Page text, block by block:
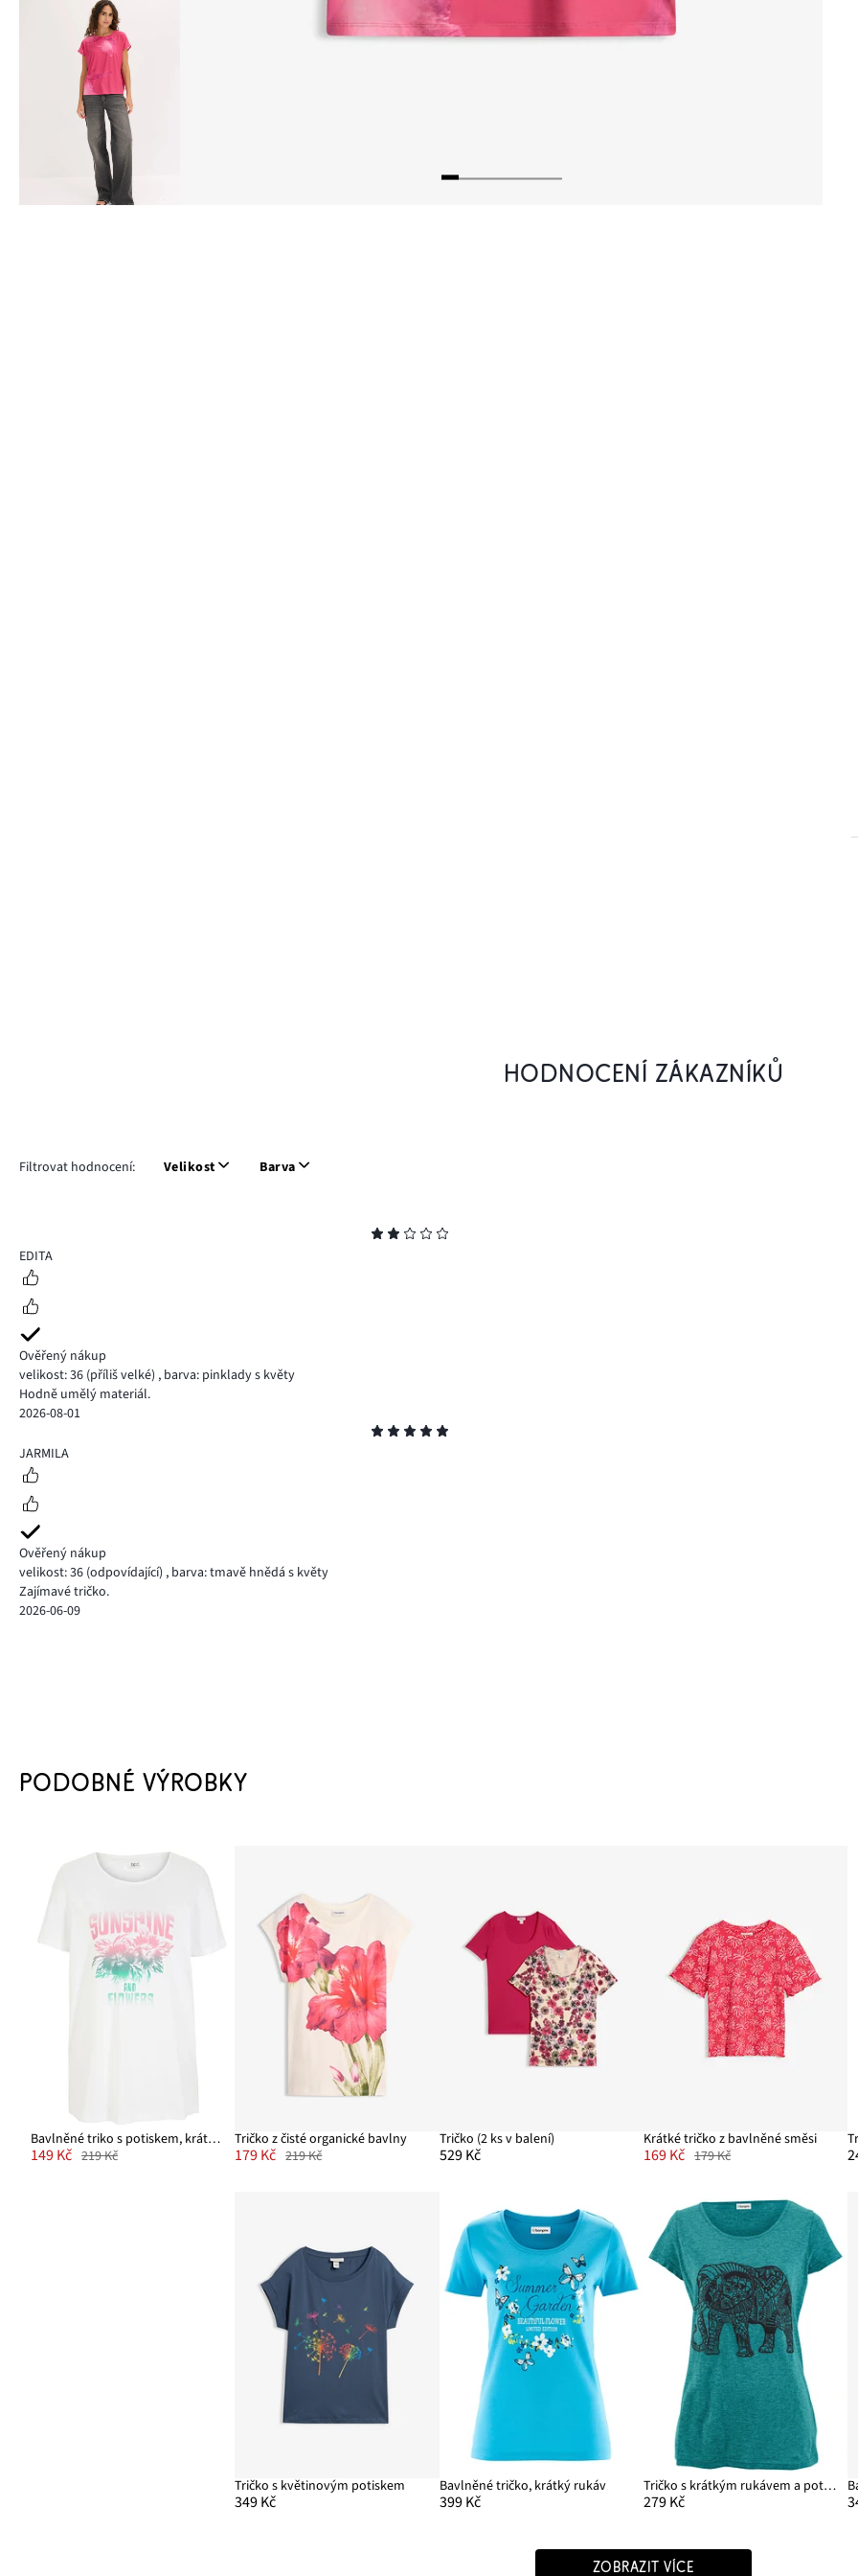
HODNOCENÍ ZÁKAZNÍKŮ
Filtrovat hodnocení: Velikost Barva
2
EDITA
Ověřený nákup
velikost: 36 (příliš velké) , barva: pinklady s květy
Hodně umělý materiál.
2026-08-01
5
JARMILA
Ověřený nákup
velikost: 36 (odpovídající) , barva: tmavě hnědá s květy
Zajímavé tričko.
2026-06-09
PODOBNÉ VÝROBKY
Bavlněné triko s potiskem, krátký rukáv
149 Kč 219 Kč
Tričko z čisté organické bavlny
179 Kč 219 Kč
Tričko (2 ks v balení)
529 Kč
Krátké tričko z bavlněné směsi
169 Kč 179 Kč
Tričko s květinovým potiskem
349 Kč
Bavlněné tričko, krátký rukáv
399 Kč
Tričko s krátkým rukávem a potiskem, z organické bavlny
279 Kč
ZOBRAZIT VÍCE